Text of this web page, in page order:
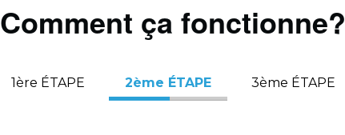
Comment ça fonctionne?
1ère ÉTAPE 2ème ÉTAPE 3ème ÉTAPE